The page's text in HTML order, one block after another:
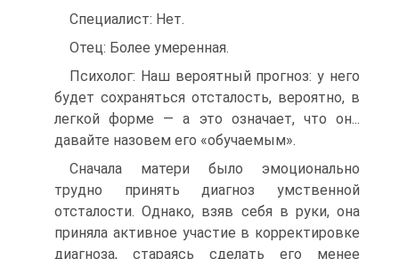
Специалист: Нет.
Отец: Более умеренная.
Психолог: Наш вероятный прогноз: у него
будет сохраняться отсталость, вероятно, в
легкой форме — а это означает, что он...
давайте назовем его «обучаемым».
Сначала матери было эмоционально
трудно принять диагноз умственной
отсталости. Однако, взяв себя в руки, она
приняла активное участие в корректировке
диагноза, стараясь сделать его менее